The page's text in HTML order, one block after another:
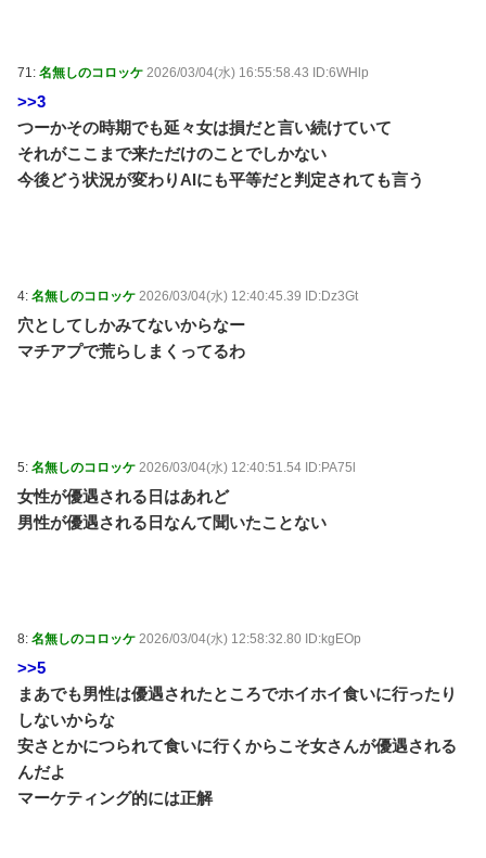
71: 名無しのコロッケ 2026/03/04(水) 16:55:58.43 ID:6WHlp
>>3
つーかその時期でも延々女は損だと言い続けていて
それがここまで来ただけのことでしかない
今後どう状況が変わりAIにも平等だと判定されても言う
4: 名無しのコロッケ 2026/03/04(水) 12:40:45.39 ID:Dz3Gt
穴としてしかみてないからなー
マチアプで荒らしまくってるわ
5: 名無しのコロッケ 2026/03/04(水) 12:40:51.54 ID:PA75l
女性が優遇される日はあれど
男性が優遇される日なんて聞いたことない
8: 名無しのコロッケ 2026/03/04(水) 12:58:32.80 ID:kgEOp
>>5
まあでも男性は優遇されたところでホイホイ食いに行ったり
しないからな
安さとかにつられて食いに行くからこそ女さんが優遇される
んだよ
マーケティング的には正解